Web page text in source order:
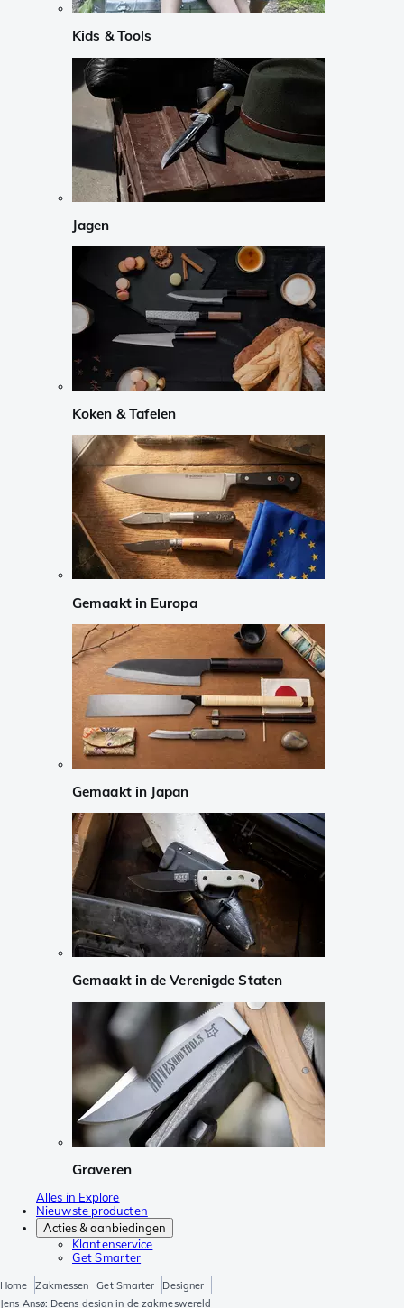
Kids & Tools
Jagen
Koken & Tafelen
Gemaakt in Europa
Gemaakt in Japan
Gemaakt in de Verenigde Staten
Graveren
Alles in Explore
Nieuwste producten
Acties & aanbiedingen
Klantenservice
Get Smarter
Home Zakmessen Get Smarter
Designer
Jens Ansø: Deens design in de zakmeswereld